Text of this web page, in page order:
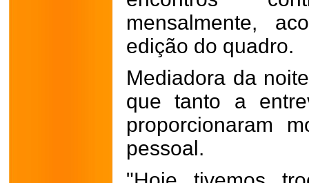
mensalmente,
edição do quadro.
Mediadora da
que tanto a
proporcionaram
pessoal.